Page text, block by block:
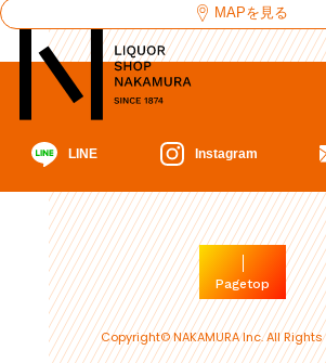
MAPを見る
LINE Instagram
Pagetop
Copyright© NAKAMURA Inc. All